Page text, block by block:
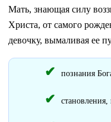
Мать, знающая силу
Христа, от самого
девочку, вымаливая ее
познания